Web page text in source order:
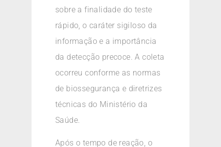
sobre a finalidade do teste
rápido, o caráter sigiloso da
informação e a importância
da detecção precoce. A coleta
ocorreu conforme as normas
de biossegurança e diretrizes
técnicas do Ministério da
Saúde.
Após o tempo de reação, o